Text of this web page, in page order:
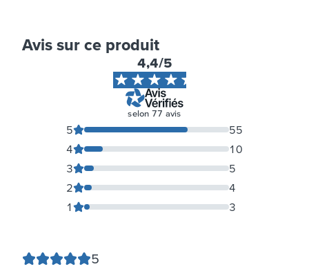
Avis sur ce produit
4,4/5
selon 77 avis
1 3
2 4
3 5
4 10
5 55
5